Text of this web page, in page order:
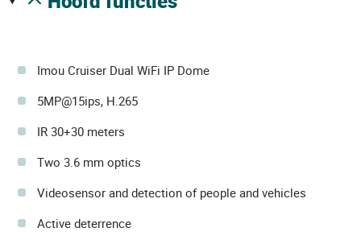
Imou Cruiser Dual WiFi IP Dome
5MP@15ips, H.265
IR 30+30 meters
Two 3.6 mm optics
Videosensor and detection of people and vehicles
Active deterrence